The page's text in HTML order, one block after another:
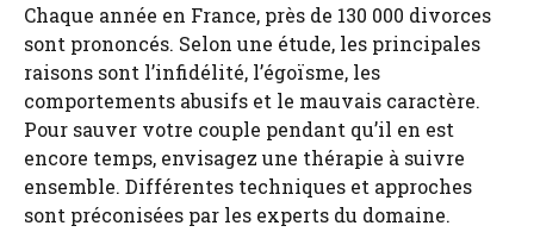
Chaque année en France, près de 130 000 divorces
sont prononcés. Selon une étude, les principales
raisons sont l’infidélité, l’égoïsme, les
comportements abusifs et le mauvais caractère.
Pour sauver votre couple pendant qu’il en est
encore temps, envisagez une thérapie à suivre
ensemble. Différentes techniques et approches
sont préconisées par les experts du domaine.